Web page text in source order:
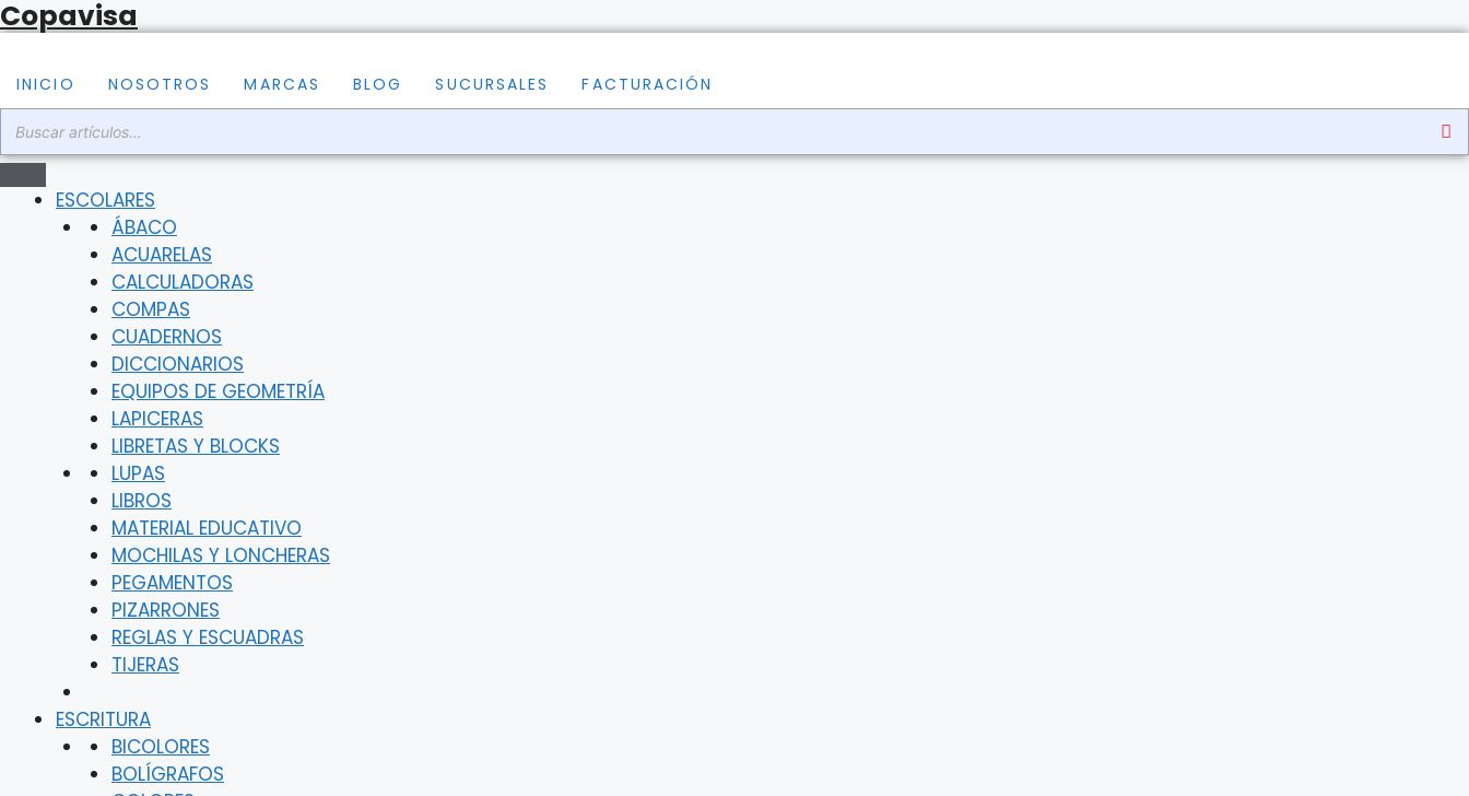
Saltar
al
Copavisa
INICIO NOSOTROS MARCAS BLOG SUCURSALES FACTURACIÓN
ESCOLARES
ÁBACO
ACUARELAS
CALCULADORAS
COMPAS
CUADERNOS
DICCIONARIOS
EQUIPOS DE GEOMETRÍA
LAPICERAS
LIBRETAS Y BLOCKS
LUPAS
LIBROS
MATERIAL EDUCATIVO
MOCHILAS Y LONCHERAS
PEGAMENTOS
PIZARRONES
REGLAS Y ESCUADRAS
TIJERAS
ESCRITURA
BICOLORES
BOLÍGRAFOS